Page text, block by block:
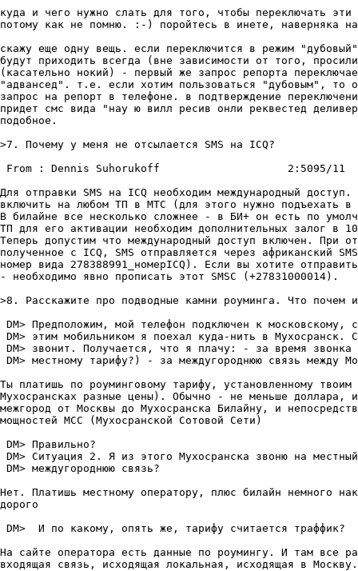
куда и чего нужно слать для того, чтобы переключать эти
потому как не помню. :-) поройтесь в инете, наверняка
скажу еще одну вещь. если переключится в режим
будут приходить всегда (вне зависимости от того,
(касательно нокий) - первый же запрос репорта
"адвансед". т.е. если хотим пользоваться "дубовым", то
запрос на репорт в телефоне. в подтверждение
придет смс вида "нау ю вилл ресив онли реквестед
подобное.
>7. Почему у меня не отсылается SMS на ICQ?
From : Dennis Suhorukoff                    2:5095/11
Для отправки SMS на ICQ необходим международный
включить на любом ТП в МТС (для этого нужно подъехать
В билайне все несколько сложнее - в БИ+ он есть по
ТП для его активации необходим дополнительных залог в
Теперь допустим что международный доступ включен. При
полученное с ICQ, SMS отправляется через африканский
номер вида 278388991_номерICQ). Если вы хотите
- необходимо явно прописать этот SMSC (+27831000014).
>8. Расскажите про подводные камни роуминга. Что почем
DM> Предположим, мой телефон подключен к
DM> этим мобильником я поехал куда-нить в Мухосранск.
DM> звонит. Получается, что я плачу: - за время звонка
DM> местному тарифу?) - за междугороднюю связь между
Ты платишь по роуминговому тарифу, установленному
Мухосрансках разные цены). Обычно - не меньше доллара,
межгород от Москвы до Мухосранска Билайну, и
мощностей МСС (Мухосранской Сотовой Сети)
DM> Правильно?
DM> Ситуация 2. Я из этого Мухосранска звоню на
DM> междугороднюю связь?
Нет. Платишь местному оператору, плюс билайн немного
дорого
DM>  И по какому, опять же, тарифу считается траффик?
На сайте оператора есть данные по роумингу. И там все
входящая связь, исходящая локальная, исходящая в